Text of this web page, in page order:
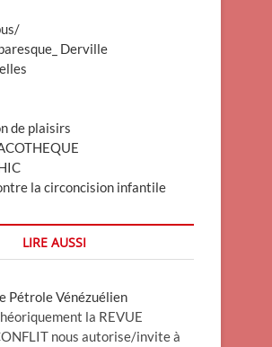
Derville
de plaisirs
la circoncision infantile
LIRE AUSSI
Pétrole Vénézuélien
la REVUE
nous autorise/invite à